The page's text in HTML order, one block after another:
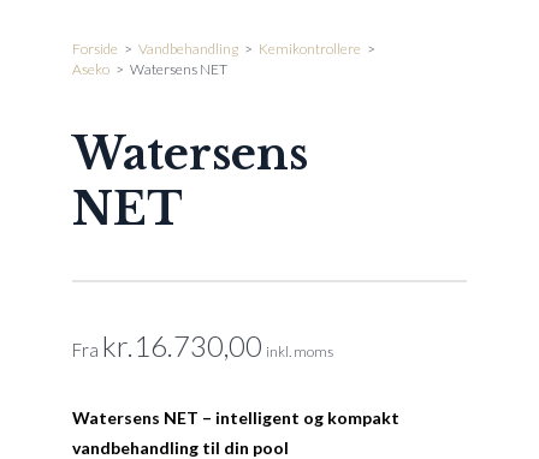
Forside > Vandbehandling > Kemikontrollere >
Aseko > Watersens NET
Watersens
NET
Fra kr. 16.730,00 inkl. moms
Watersens NET – intelligent og kompakt
vandbehandling til din pool